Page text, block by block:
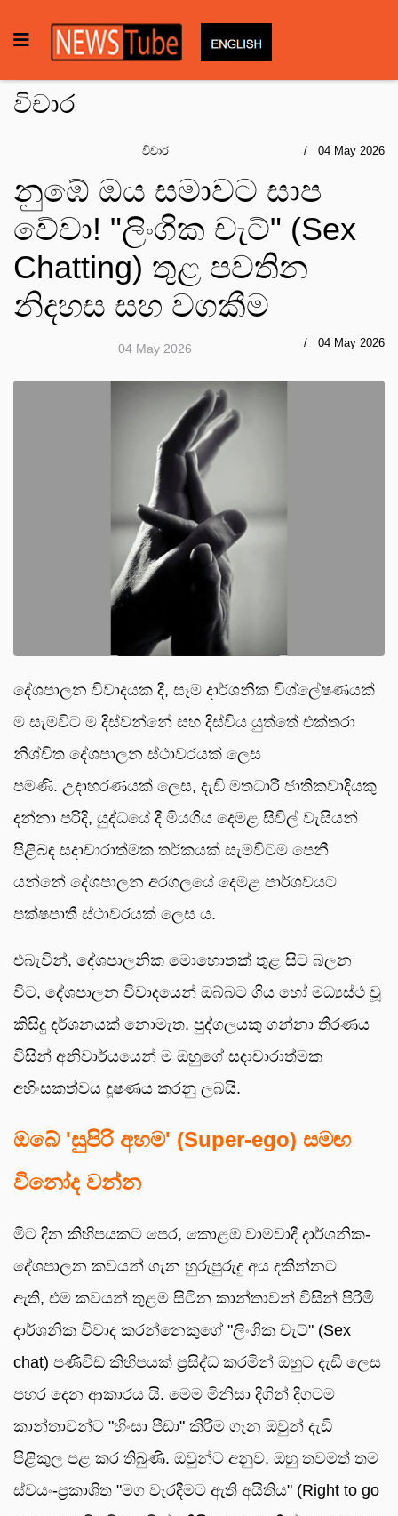
විචාර
විචාර 04 May 2026
නුඹේ ඔය සමාවට සාප
වේවා! "ලිංගික චැට්" (Sex
Chatting) තුළ පවතින
නිදහස සහ වගකීම
04 May 2026 04 May 2026
දේශපාලන විවාදයක දී, සෑම දාර්ශනික විශ්ලේෂණයක්
ම සැමවිට ම දිස්වන්නේ සහ දිස්විය යුත්තේ එක්තරා
නිශ්චිත දේශපාලන ස්ථාවරයක් ලෙස
පමණි. උදාහරණයක් ලෙස, දැඩි මතධාරී ජාතිකවාදියකු
දන්නා පරිදි, යුද්ධයේ දී මියගිය දෙමළ සිවිල් වැසියන්
පිළිබඳ සදාචාරාත්මක තර්කයක් සැමවිටම පෙනී
යන්නේ දේශපාලන අරගලයේ දෙමළ පාර්ශවයට
පක්ෂපාතී ස්ථාවරයක් ලෙස ය.
එබැවින්, දේශපාලනික මොහොතක් තුළ සිට බලන
විට, දේශපාලන විවාදයෙන් ඔබ්බට ගිය හෝ මධ්‍යස්ථ වූ
කිසිදු දර්ශනයක් නොමැත. පුද්ගලයකු ගන්නා තීරණය
විසින් අනිවාර්යයෙන් ම ඔහුගේ සදාචාරාත්මක
අහිංසකත්වය දූෂණය කරනු ලබයි.
ඔබේ 'සුපිරි අහම' (Super-ego) සමඟ
විනෝද වන්න
මීට දින කිහිපයකට පෙර, කොළඹ වාමවාදී දාර්ශනික-
දේශපාලන කවයන් ගැන හුරුපුරුදු අය දකින්නට
ඇති, එම කවයන් තුළම සිටින කාන්තාවන් විසින් පිරිමි
දාර්ශනික විවාද කරන්නෙකුගේ "ලිංගික චැට්" (Sex
chat) පණිවිඩ කිහිපයක් ප්‍රසිද්ධ කරමින් ඔහුට දැඩි ලෙස
පහර දෙන ආකාරය යි. මෙම මිනිසා දිගින් දිගටම
කාන්තාවන්ට "හිංසා පීඩා" කිරීම ගැන ඔවුන් දැඩි
පිළිකුල පළ කර තිබුණි. ඔවුන්ට අනුව, ඔහු තවමත් තම
ස්වයං-ප්‍රකාශිත "මග වැරදීමට ඇති අයිතිය" (Right to go